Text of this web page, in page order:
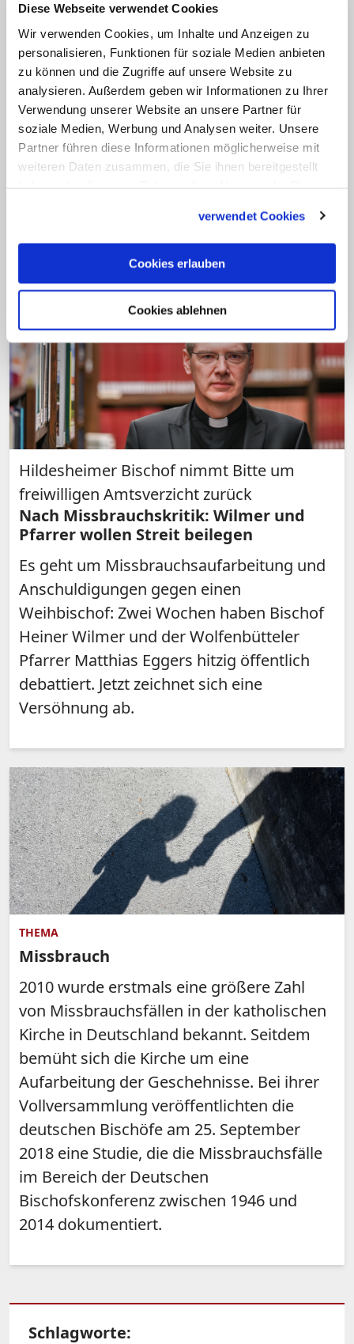
Diese Webseite verwendet Cookies
Wir verwenden Cookies, um Inhalte und Anzeigen zu
personalisieren, Funktionen für soziale Medien anbieten
zu können und die Zugriffe auf unsere Website zu
analysieren. Außerdem geben wir Informationen zu Ihrer
Verwendung unserer Website an unsere Partner für
soziale Medien, Werbung und Analysen weiter. Unsere
Partner führen diese Informationen möglicherweise mit
weiteren Daten zusammen, die Sie ihnen bereitgestellt
verwendet Cookies
Cookies erlauben
Cookies ablehnen
Die Betroffenen lobten zudem, dass die
gesamte Stadtgesellschaft in
Wolfenbüttel und die Gemeinde sich mit
Eggers solidarisch gezeigt hätten. Dies
verdeutliche, "wie wichtig den Menschen
der Stadt und weit darüber hinaus eine
sich Pfarrer Eggers so couragiert
Hildesheimer Bischof nimmt Bitte um
freiwilligen Amtsverzicht zurück
Nach Missbrauchskritik: Wilmer und
Pfarrer wollen Streit beilegen
Es geht um Missbrauchsaufarbeitung und
Anschuldigungen gegen einen
Weihbischof: Zwei Wochen haben Bischof
Heiner Wilmer und der Wolfenbütteler
Pfarrer Matthias Eggers hitzig öffentlich
debattiert. Jetzt zeichnet sich eine
Versöhnung ab.
THEMA
Missbrauch
2010 wurde erstmals eine größere Zahl
von Missbrauchsfällen in der katholischen
Kirche in Deutschland bekannt. Seitdem
bemüht sich die Kirche um eine
Aufarbeitung der Geschehnisse. Bei ihrer
Vollversammlung veröffentlichten die
deutschen Bischöfe am 25. September
2018 eine Studie, die die Missbrauchsfälle
im Bereich der Deutschen
Bischofskonferenz zwischen 1946 und
2014 dokumentiert.
Schlagworte: